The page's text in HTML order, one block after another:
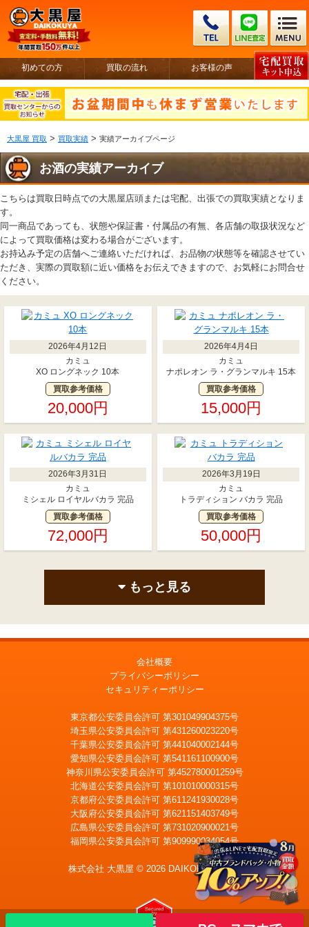
初めての方 買取の流れ お客様の声
大黒屋 買取 > 買取実績 > 実績アーカイブページ
お酒の実績アーカイブ
こちらは買取日時点での大黒屋店頭または宅配、出張での買取実績となりま
す。
同一商品であっても、状態や保証書・付属品の有無、各店舗の取扱状況など
によって買取価格は変わる場合がございます。
お持込み予定の店舗へご連絡いただければ、お品物の状態等を確認させてい
ただき、実際の買取額に近い価格をお伝えできますので、お気軽にお問合せ
ください。
2026年4月12日
カミュ
XO ロングネック 10本
買取参考価格
20,000円
2026年4月4日
カミュ
ナポレオン ラ・グランマルキ 15本
買取参考価格
15,000円
2026年3月31日
カミュ
ミシェル ロイヤルバカラ 完品
買取参考価格
72,000円
2026年3月19日
カミュ
トラディション バカラ 完品
買取参考価格
50,000円
もっと見る
LINE査定 メール査定
出張買取
会社概要
プライバシーポリシー
セキュリティーポリシー
東京都公安委員会許可 第301049904375号
埼玉県公安委員会許可 第431260023220号
千葉県公安委員会許可 第441040002144号
愛知県公安委員会許可 第541161100900号
神奈川県公安委員会許可 第452780001259号
北海道公安委員会許可 第101010000315号
京都府公安委員会許可 第611241930028号
大阪府公安委員会許可 第621151403749号
広島県公安委員会許可 第731020900021号
福岡県公安委員会許可 第909990034054号
株式会社 大黒屋 © 2026 DAIKOKUYA, Inc.